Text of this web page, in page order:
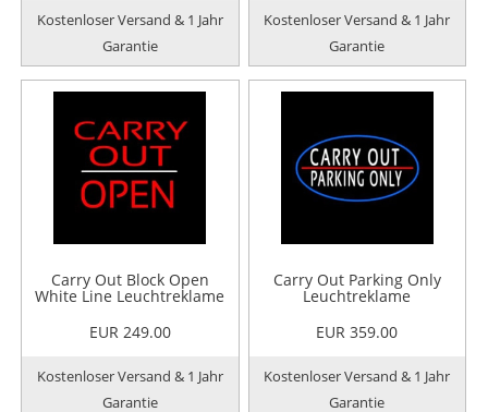
Kostenloser Versand & 1 Jahr
Garantie
Kostenloser Versand & 1 Jahr
Garantie
Carry Out Block Open
White Line Leuchtreklame
EUR 249.00
Kostenloser Versand & 1 Jahr
Garantie
Carry Out Parking Only
Leuchtreklame
EUR 359.00
Kostenloser Versand & 1 Jahr
Garantie